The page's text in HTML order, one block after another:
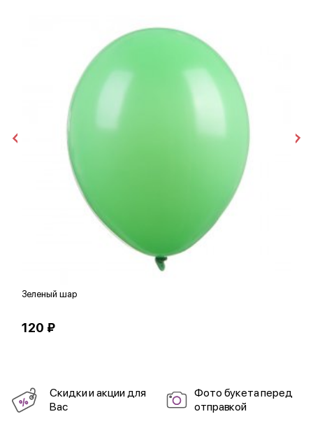
Зеленый шар
120 ₽
Скидки и акции для
Вас
Фото букета перед
отправкой